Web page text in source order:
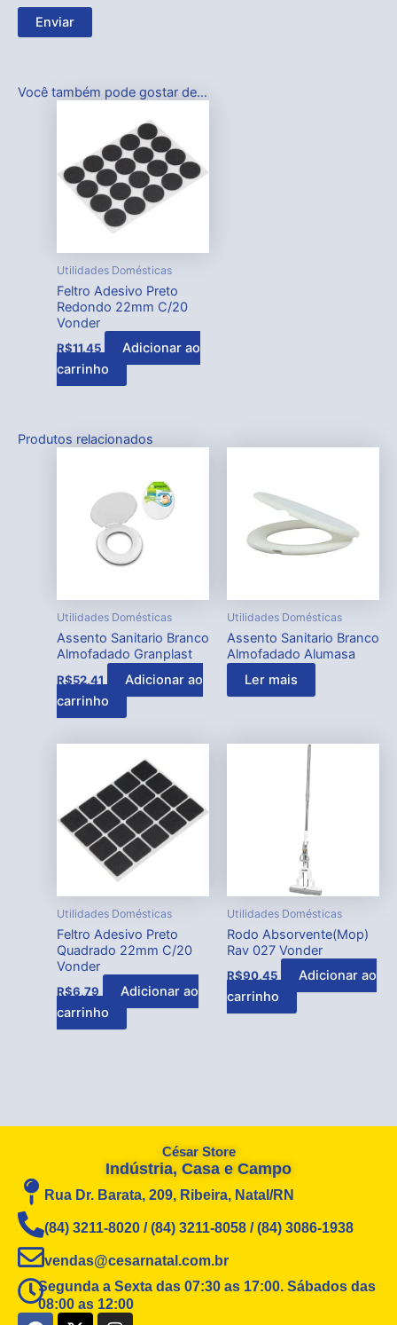
Você também pode gostar de…
Utilidades Domésticas
Feltro Adesivo Preto
Redondo 22mm C/20
Vonder
R$11,45
Adicionar ao
carrinho
Produtos relacionados
Utilidades Domésticas
Assento Sanitario Branco
Almofadado Granplast
R$52,41
Adicionar ao
carrinho
Utilidades Domésticas
Assento Sanitario Branco
Almofadado Alumasa
Ler mais
Utilidades Domésticas
Feltro Adesivo Preto
Quadrado 22mm C/20
Vonder
R$6,79
Adicionar ao
carrinho
Utilidades Domésticas
Rodo Absorvente(Mop)
Rav 027 Vonder
R$90,45
Adicionar ao
carrinho
César Store
Indústria, Casa e Campo
Rua Dr. Barata, 209, Ribeira, Natal/RN
(84) 3211-8020 / (84) 3211-8058 / (84) 3086-1938
vendas@cesarnatal.com.br
Segunda a Sexta das 07:30 as 17:00. Sábados das
08:00 as 12:00
F X I